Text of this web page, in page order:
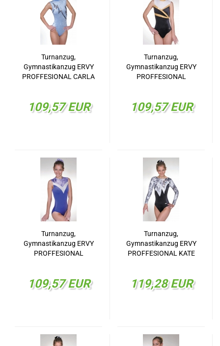
Turnanzug,
Gymnastikanzug ERVY
PROFFESIONAL CARLA
109,57 EUR
Turnanzug,
Gymnastikanzug ERVY
PROFFESIONAL
109,57 EUR
Turnanzug,
Gymnastikanzug ERVY
PROFFESIONAL
109,57 EUR
Turnanzug,
Gymnastikanzug ERVY
PROFFESIONAL KATE
119,28 EUR